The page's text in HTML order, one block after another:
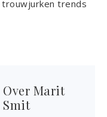
trends
Over Marit
Smit